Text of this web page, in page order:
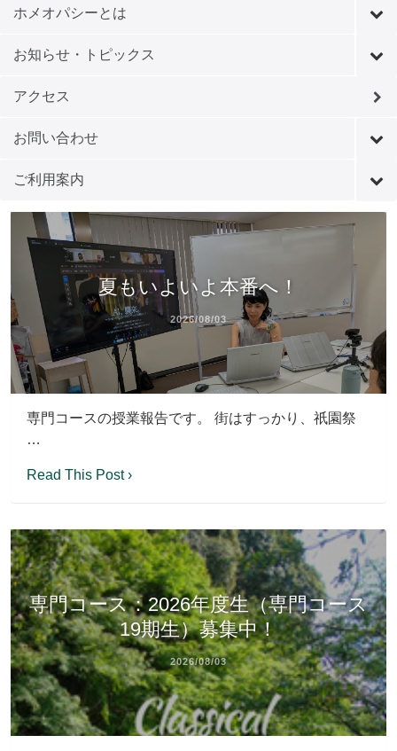
ホメオパシーとは
お知らせ・トピックス
アクセス
お問い合わせ
ご利用案内
夏もいよいよ本番へ！
2026/08/03
専門コースの授業報告です。 街はすっかり、祇園祭
…
Read This Post ›
専門コース：2026年度生（専門コース
19期生）募集中！
2026/08/03